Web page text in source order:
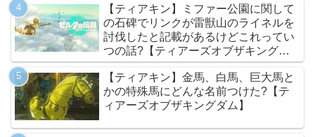
【ティアキン】ミファー公園に関して
の石碑でリンクが雷獣山のライネルを
討伐したと記載があるけどこれってい
つの話?【ティアーズオブザキングダ
ム】
【ティアキン】金馬、白馬、巨大馬と
かの特殊馬にどんな名前つけた?【テ
ィアーズオブザキングダム】